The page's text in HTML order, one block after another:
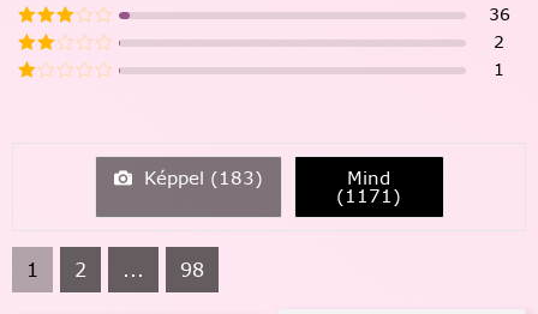
36
2
1
Képpel (183) Mind
(1171)
1 2 ... 98